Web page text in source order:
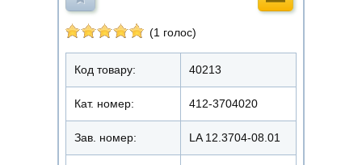
(1 голос)
Код товару: 40213
Кат. номер: 412-3704020
Зав. номер: LA 12.3704-08.01